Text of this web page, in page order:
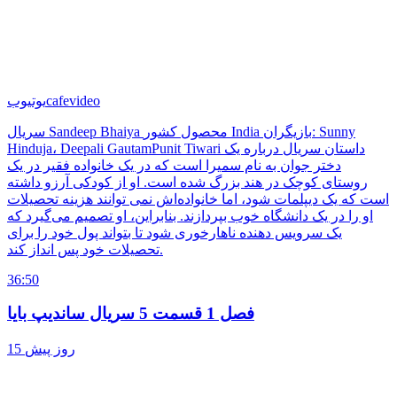
یوتیوبcafevideo
سریال Sandeep Bhaiya محصول کشور India بازیگران: Sunny
Hinduja، Deepali GautamPunit Tiwari داستان سریال درباره یک
دختر جوان به نام سمیرا است که در یک خانواده فقیر در یک
روستای کوچک در هند بزرگ شده است. او از کودکی آرزو داشته
است که یک دیپلمات شود، اما خانواده‌اش نمی توانند هزینه تحصیلات
او را در یک دانشگاه خوب بپردازند. بنابراین، او تصمیم می‌گیرد که
یک سرویس دهنده ناهارخوری شود تا بتواند پول خود را برای
تحصیلات خود پس انداز کند.
36:50
فصل 1 قسمت 5 سریال ساندیپ بایا
15 روز پیش